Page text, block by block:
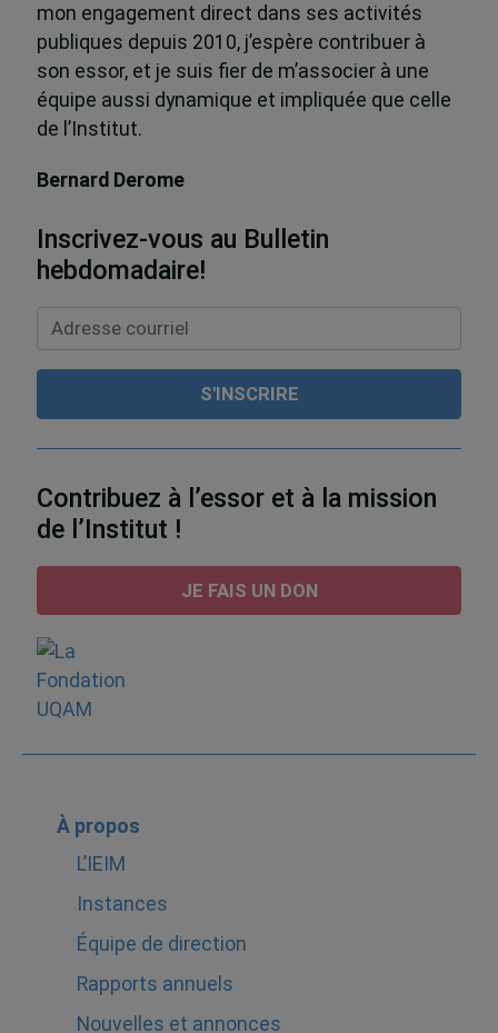
mon engagement direct dans ses activités
publiques depuis 2010, j’espère contribuer à
son essor, et je suis fier de m’associer à une
équipe aussi dynamique et impliquée que celle
de l’Institut.
Bernard Derome
Inscrivez-vous au Bulletin
hebdomadaire!
Contribuez à l’essor et à la mission
de l’Institut !
JE FAIS UN DON
À propos
L’IEIM
Instances
Équipe de direction
Rapports annuels
Nouvelles et annonces